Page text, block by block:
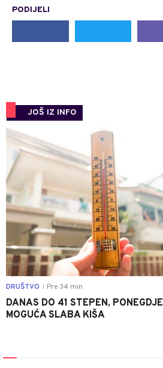
PODIJELI
JOŠ IZ INFO
DRUŠTVO Pre 34 min
DANAS DO 41 STEPEN, PONEGDJE
MOGUĆA SLABA KIŠA